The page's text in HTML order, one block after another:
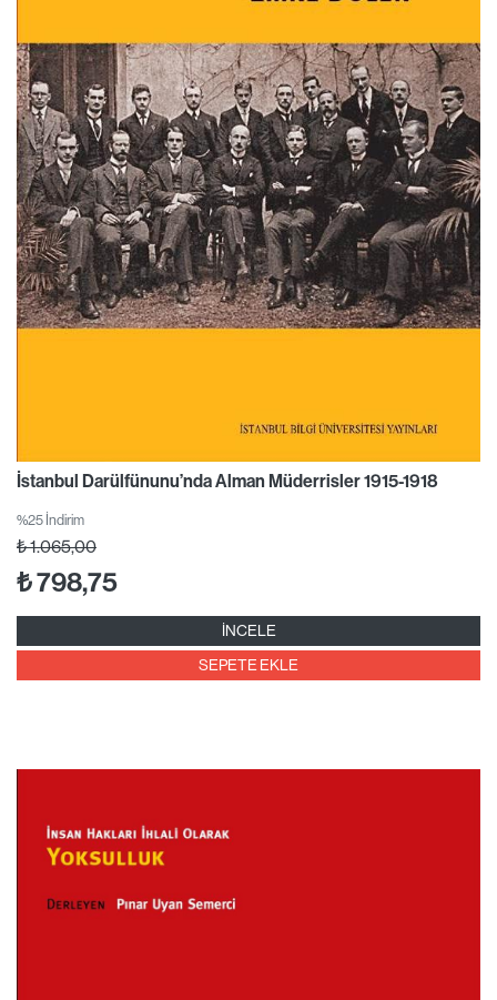
İstanbul Darülfünunu’nda Alman Müderrisler 1915-1918
%25 İndirim
₺1.065,00
₺798,75
İNCELE
SEPETE EKLE